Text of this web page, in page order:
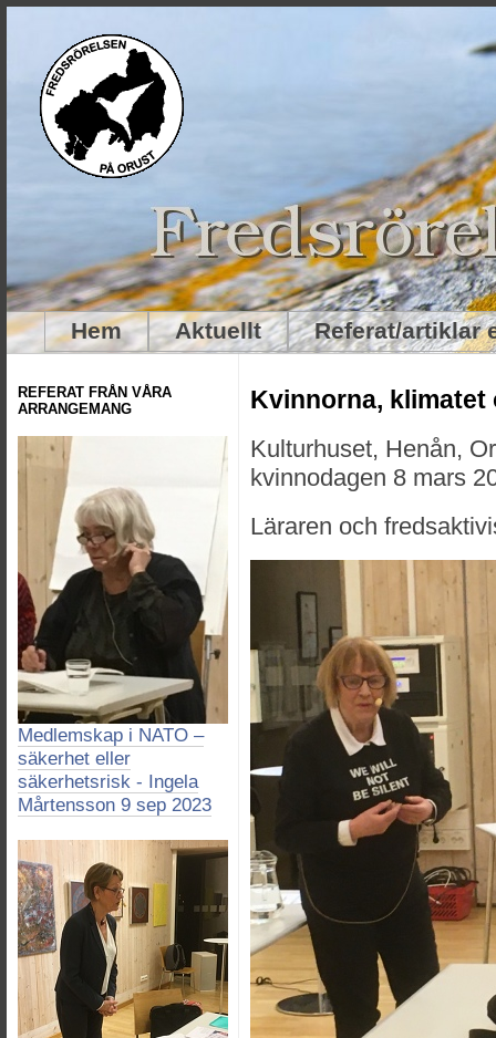
Hem Aktuellt Referat/
REFERAT FRÅN VÅRA
ARRANGEMANG
Medlemskap i NATO –
säkerhet eller
säkerhetsrisk - Ingela
Mårtensson 9 sep 2023
Kvinnorna,
Kulturhuset, Henån,
kvinnodagen 8 mars
Läraren och